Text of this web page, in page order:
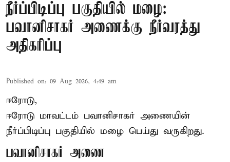
நீர்ப்பிடிப்பு பகுதியில் மழை:
பவானிசாகர் அணைக்கு நீர்வரத்து
அதிகரிப்பு
Published on: 09 Aug 2026, 4:49 am
ஈரோடு,
ஈரோடு மாவட்டம் பவானிசாகர் அணையின்
நீர்ப்பிடிப்பு பகுதியில் மழை பெய்து வருகிறது.
பவானிசாகர் அணை